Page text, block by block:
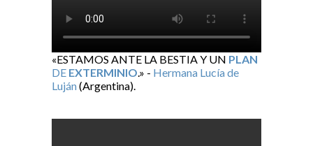
«ESTAMOS ANTE LA BESTIA Y UN PLAN
DE EXTERMINIO.» - Hermana Lucía de
Luján(Argentina).